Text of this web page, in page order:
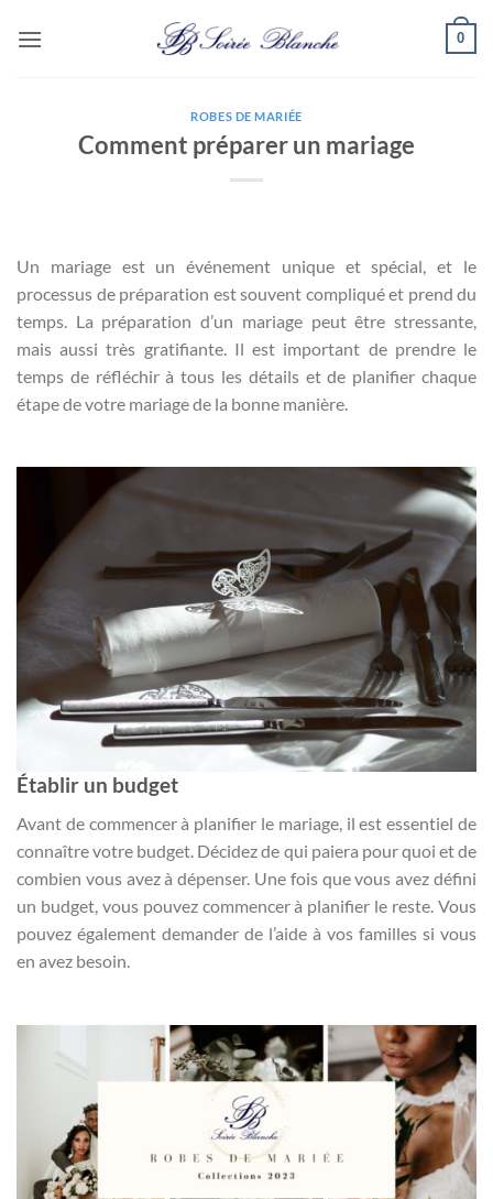
0
ROBES DE MARIÉE
Comment préparer un mariage
Un mariage est un événement unique et spécial, et le
processus de préparation est souvent compliqué et prend du
temps. La préparation d’un mariage peut être stressante,
mais aussi très gratifiante. Il est important de prendre le
temps de réfléchir à tous les détails et de planifier chaque
étape de votre mariage de la bonne manière.
Établir un budget
Avant de commencer à planifier le mariage, il est essentiel de
connaître votre budget. Décidez de qui paiera pour quoi et de
combien vous avez à dépenser. Une fois que vous avez défini
un budget, vous pouvez commencer à planifier le reste. Vous
pouvez également demander de l’aide à vos familles si vous
en avez besoin.